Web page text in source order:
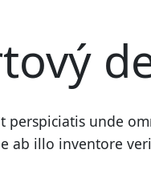
unde
illo inventore